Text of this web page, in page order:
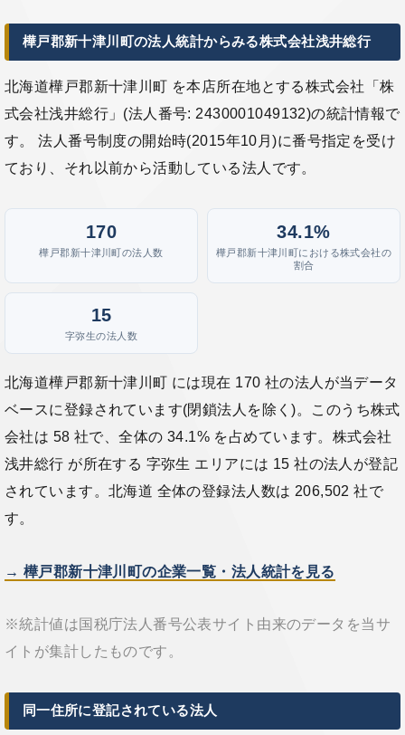
樺戸郡新十津川町の法人統計からみる株式会社浅井総行
北海道樺戸郡新十津川町 を本店所在地とする株式会社「株
式会社浅井総行」(法人番号: 2430001049132)の統計情報で
す。 法人番号制度の開始時(2015年10月)に番号指定を受け
ており、それ以前から活動している法人です。
170
樺戸郡新十津川町の法人数
34.1%
樺戸郡新十津川町における株式会社の
割合
15
字弥生の法人数
北海道樺戸郡新十津川町 には現在 170 社の法人が当データ
ベースに登録されています(閉鎖法人を除く)。このうち株式
会社は 58 社で、全体の 34.1% を占めています。株式会社
浅井総行 が所在する 字弥生 エリアには 15 社の法人が登記
されています。北海道 全体の登録法人数は 206,502 社で
す。
→ 樺戸郡新十津川町の企業一覧・法人統計を見る
※統計値は国税庁法人番号公表サイト由来のデータを当サ
イトが集計したものです。
同一住所に登記されている法人